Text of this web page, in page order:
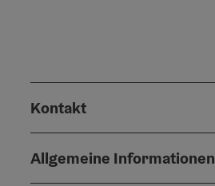
Kontakt
Allgemeine Informationen